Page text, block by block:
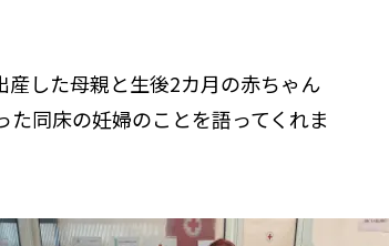
した母親と生後2カ月の赤ちゃん
同床の妊婦のことを語ってくれま